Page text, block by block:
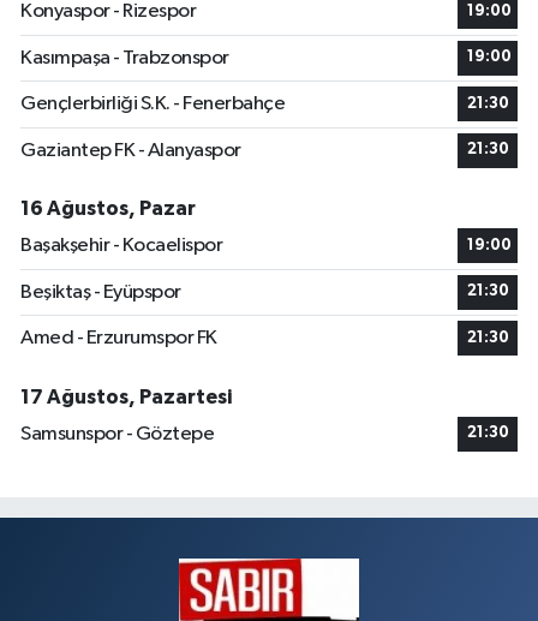
Konyaspor - Rizespor
19:00
Kasımpaşa - Trabzonspor 19:00
Gençlerbirliği S.K. - Fenerbahçe 21:30
Gaziantep FK - Alanyaspor 21:30
16 Ağustos, Pazar
Başakşehir - Kocaelispor
19:00
Beşiktaş - Eyüpspor 21:30
Amed - Erzurumspor FK 21:30
17 Ağustos, Pazartesi
Samsunspor - Göztepe
21:30